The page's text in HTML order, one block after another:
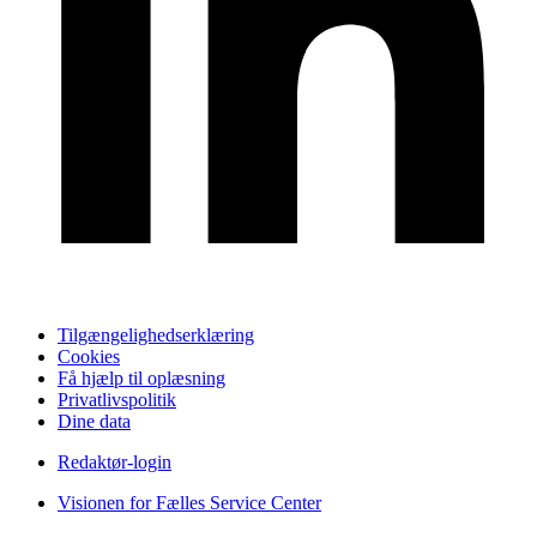
Tilgængelighedserklæring
Cookies
Få hjælp til oplæsning
Privatlivspolitik
Dine data
Redaktør-login
Visionen for Fælles Service Center